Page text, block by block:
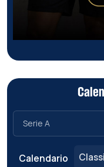
Calendario